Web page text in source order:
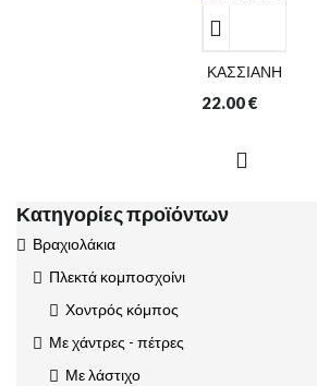
ΚΑΣΣΙΑΝΗ
22.00€
Κατηγορίες προϊόντων
Βραχιολάκια
Πλεκτά κομποσχοίνι
Χοντρός κόμπος
Με χάντρες - πέτρες
Με λάστιχο